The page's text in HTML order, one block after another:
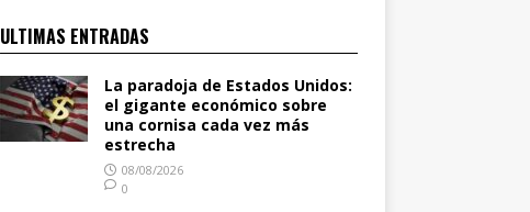
ULTIMAS ENTRADAS
La paradoja de Estados Unidos:
el gigante económico sobre
una cornisa cada vez más
estrecha
08/08/2026
0